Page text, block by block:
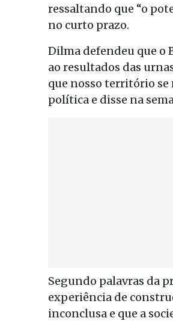
ressaltando que “o
no curto prazo.
Dilma defendeu que o
ao resultados das
que nosso território se
política e disse na
Segundo palavras da
experiência de
inconclusa e que a